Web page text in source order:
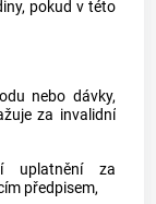
pokud v této
nebo dávky,
za invalidní
uplatnění za
předpisem,